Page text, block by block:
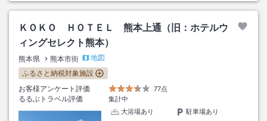
ＫＯＫＯ ＨＯＴＥＬ 熊本上通（旧：ホテルウ
ィングセレクト熊本）
熊本県 熊本市街
地図
ふるさと納税対象施設
お客様アンケート評価
77点
るるぶトラベル評価
集計中
大浴場あり
駐車場あり